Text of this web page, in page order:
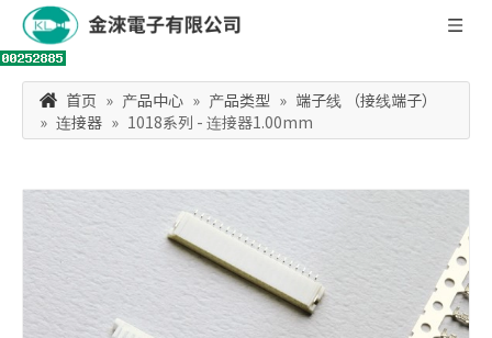
首页 » 产品中心 » 产品类型 » 端子线 （接线端子）
» 连接器 » 1018系列 - 连接器1.00mm